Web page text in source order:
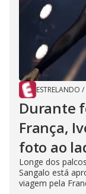
ESTRELANDO /
Durante
França,
foto ao
Longe dos
Sangalo está
viagem pela